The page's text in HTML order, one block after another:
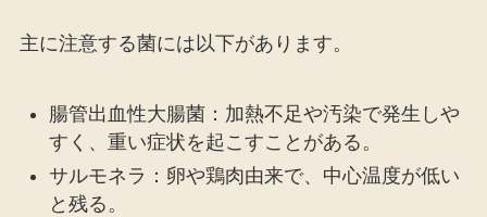
主に注意する菌には以下があります。
腸管出血性大腸菌：加熱不足や汚染で発生しや
すく、重い症状を起こすことがある。
サルモネラ：卵や鶏肉由来で、中心温度が低い
と残る。